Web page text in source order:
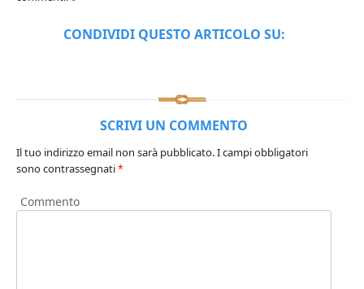
CONDIVIDI QUESTO ARTICOLO SU:
SCRIVI UN COMMENTO
Il tuo indirizzo email non sarà pubblicato.I campi obbligatori
sono contrassegnati*
Commento